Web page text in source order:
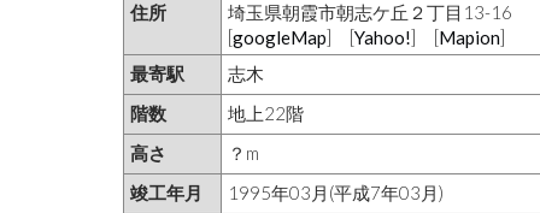
住所
埼玉県朝霞市朝志ケ丘２丁目13-16
[googleMap] [Yahoo!] [Mapion]
最寄駅
志木
階数
地上22階
高さ
？m
竣工年月
1995年03月(平成7年03月)